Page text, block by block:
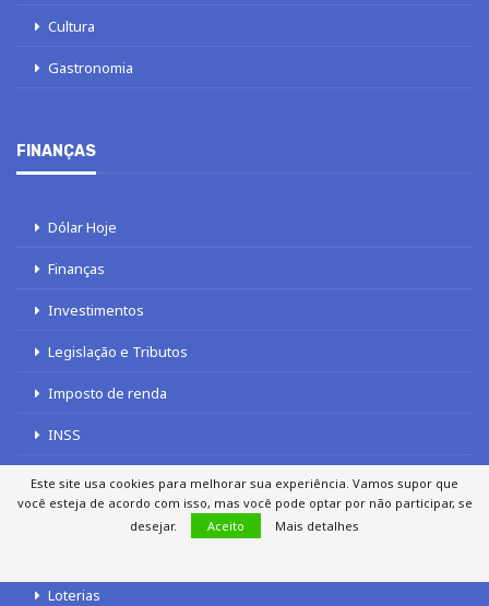
Cultura
Gastronomia
FINANÇAS
Dólar Hoje
Finanças
Investimentos
Legislação e Tributos
Imposto de renda
INSS
Loterias
Este site usa cookies para melhorar sua experiência. Vamos supor que
você esteja de acordo com isso, mas você pode optar por não participar, se
desejar.
Aceito Mais detalhes